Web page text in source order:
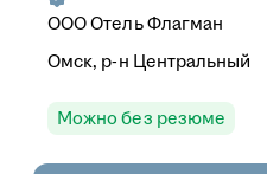
ООООтель Флагман
Омск, р-н Центральный
Можно без резюме